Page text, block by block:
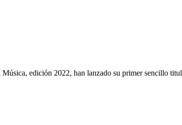
edición 2022, han lanzado su primer sencillo